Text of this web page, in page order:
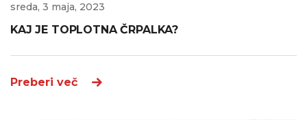
sreda, 3 maja, 2023
KAJ JE TOPLOTNA ČRPALKA?
Preberi več